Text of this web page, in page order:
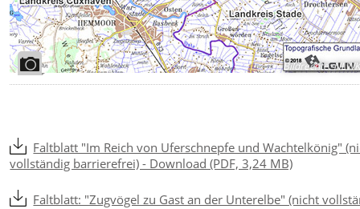
Bildrechte:
Faltblatt "Im Reich von Uferschnepfe und Wachtelkönig"
vollständig barrierefrei) - Download (PDF, 3,24 MB)
Faltblatt: "Zugvögel zu Gast an der Unterelbe" (nicht